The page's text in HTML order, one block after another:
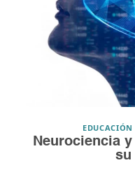
EDUCACIÓN
Neurociencia
su